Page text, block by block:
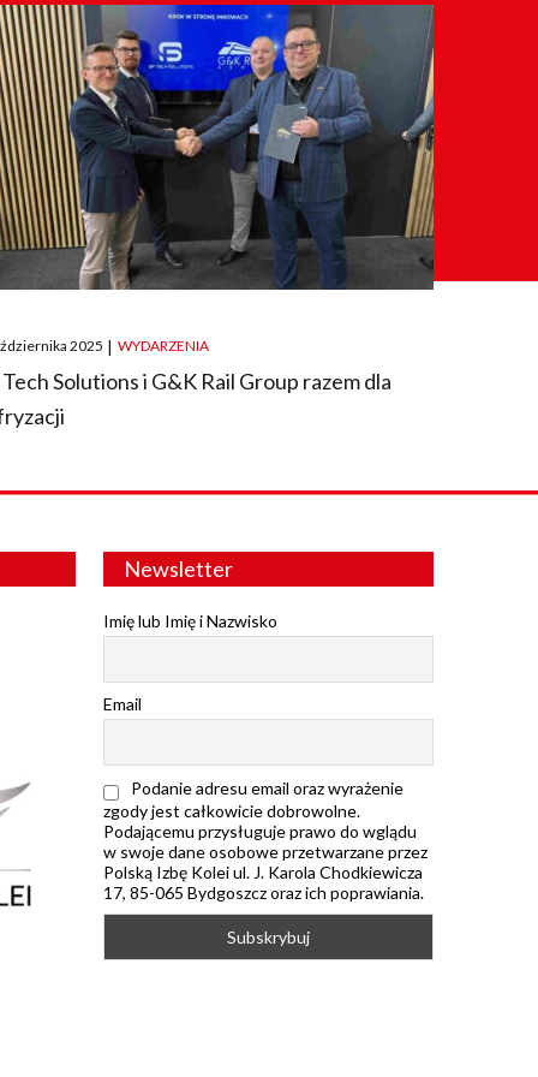
2025 | WYDARZENIA
Tech Solutions i G&K Rail Group razem dla
Newsletter
Imię lub Imię i Nazwisko
Email
Podanie adresu email oraz wyrażenie
zgody jest całkowicie dobrowolne.
Podającemu przysługuje prawo do wglądu
w swoje dane osobowe przetwarzane przez
Polską Izbę Kolei ul. J. Karola Chodkiewicza
17, 85-065 Bydgoszcz oraz ich poprawiania.